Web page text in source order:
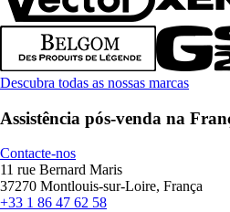
Descubra todas as nossas marcas
Assistência pós-venda na
Contacte-nos
11 rue Bernard Maris
37270 Montlouis-sur-Loire, França
+33 1 86 47 62 58